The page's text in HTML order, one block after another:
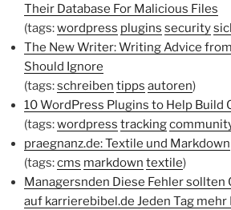
Their Database For Malicious Files
(tags:wordpress plugins security
The New Writer: Writing Advice
Should Ignore
(tags:schreiben tipps autoren)
10 WordPress Plugins to Help Build
(tags:wordpress tracking
praegnanz.de: Textile und Markdown
(tags:cms markdown textile)
Managersnden Diese Fehler sollten
auf karrierebibel.de Jeden Tag mehr